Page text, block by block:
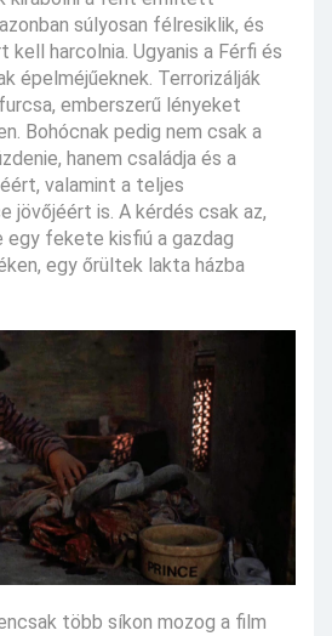
súlyosan félresiklik, és
kell harcolnia. Ugyanis a Férfi és
épelméjűeknek. Terrorizálják
emberszerű lényeket
Bohócnak pedig nem csak a
hanem családja és a
valamint a teljes
jövőjéért is. A kérdés csak az,
egy fekete kisfiú a gazdag
egy őrültek lakta házba
több síkon mozog a film